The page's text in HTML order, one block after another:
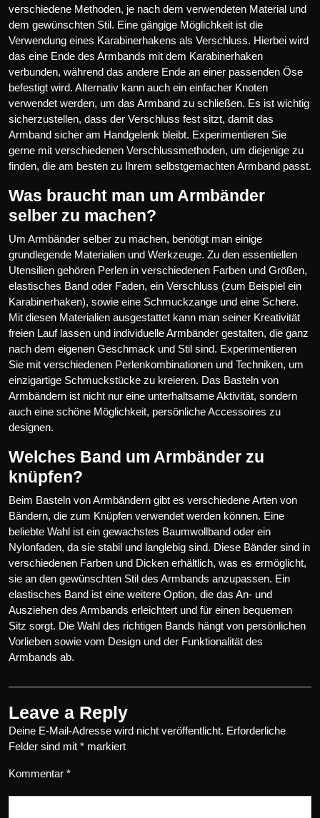
verschiedene Methoden, je nach dem verwendeten Material und
dem gewünschten Stil. Eine gängige Möglichkeit ist die
Verwendung eines Karabinerhakens als Verschluss. Hierbei wird
das eine Ende des Armbands mit dem Karabinerhaken
verbunden, während das andere Ende an einer passenden Öse
befestigt wird. Alternativ kann auch ein einfacher Knoten
verwendet werden, um das Armband zu schließen. Es ist wichtig
sicherzustellen, dass der Verschluss fest sitzt, damit das
Armband sicher am Handgelenk bleibt. Experimentieren Sie
gerne mit verschiedenen Verschlussmethoden, um diejenige zu
finden, die am besten zu Ihrem selbstgemachten Armband passt.
Was braucht man um Armbänder
selber zu machen?
Um Armbänder selber zu machen, benötigt man einige
grundlegende Materialien und Werkzeuge. Zu den essentiellen
Utensilien gehören Perlen in verschiedenen Farben und Größen,
elastisches Band oder Faden, ein Verschluss (zum Beispiel ein
Karabinerhaken), sowie eine Schmuckzange und eine Schere.
Mit diesen Materialien ausgestattet kann man seiner Kreativität
freien Lauf lassen und individuelle Armbänder gestalten, die ganz
nach dem eigenen Geschmack und Stil sind. Experimentieren
Sie mit verschiedenen Perlenkombinationen und Techniken, um
einzigartige Schmuckstücke zu kreieren. Das Basteln von
Armbändern ist nicht nur eine unterhaltsame Aktivität, sondern
auch eine schöne Möglichkeit, persönliche Accessoires zu
designen.
Welches Band um Armbänder zu
knüpfen?
Beim Basteln von Armbändern gibt es verschiedene Arten von
Bändern, die zum Knüpfen verwendet werden können. Eine
beliebte Wahl ist ein gewachstes Baumwollband oder ein
Nylonfaden, da sie stabil und langlebig sind. Diese Bänder sind in
verschiedenen Farben und Dicken erhältlich, was es ermöglicht,
sie an den gewünschten Stil des Armbands anzupassen. Ein
elastisches Band ist eine weitere Option, die das An- und
Ausziehen des Armbands erleichtert und für einen bequemen
Sitz sorgt. Die Wahl des richtigen Bands hängt von persönlichen
Vorlieben sowie vom Design und der Funktionalität des
Armbands ab.
Leave a Reply
Deine E-Mail-Adresse wird nicht veröffentlicht. Erforderliche
Felder sind mit * markiert
Kommentar *